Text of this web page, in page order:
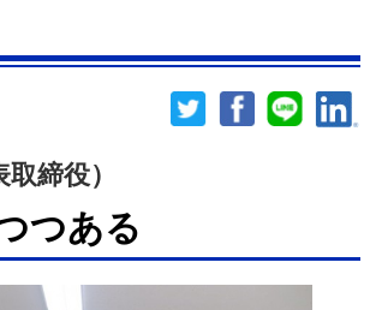
締役）
つある